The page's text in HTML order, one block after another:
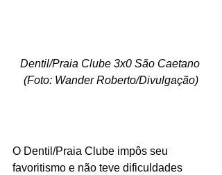
Dentil/Praia Clube 3x0 São Caetano
(Foto: Wander Roberto/Divulgação)
O Dentil/Praia Clube impôs seu
favoritismo e não teve dificuldades